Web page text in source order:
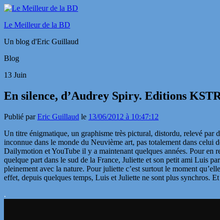
Le Meilleur de la BD
Un blog d'Eric Guillaud
Blog
13 Juin
En silence, d’Audrey Spiry. Editions
Publié parEric Guillaud le 13/06/2012 à 10:47:12
Un titre énigmatique, un graphisme très pictural, distordu, relevé
inconnue dans le monde du Neuvième art, pas totalement dans celui
Dailymotion et YouTube il y a maintenant quelques années. Pour
quelque part dans le sud de la France, Juliette et son petit ami Luis
pleinement avec la nature. Pour juliette c’est surtout le moment
effet, depuis quelques temps, Luis et Juliette ne sont plus synchros.
.